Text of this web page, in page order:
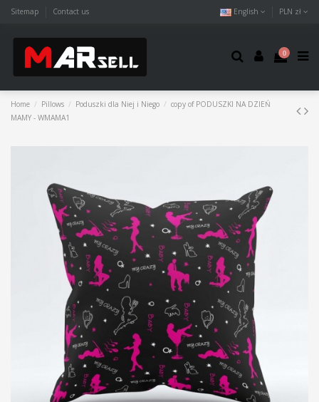
Sitemap Contact us English PLN zł
0
Home Pillows Poduszki dla Niej i Niego
copy of PODUSZKI NA DZIEŃ
MAMY - WMAMA1